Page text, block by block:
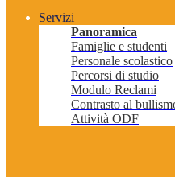
Servizi
Panoramica
Famiglie e studenti
Personale scolastico
Percorsi di studio
Modulo Reclami
Contrasto al
Attività ODF